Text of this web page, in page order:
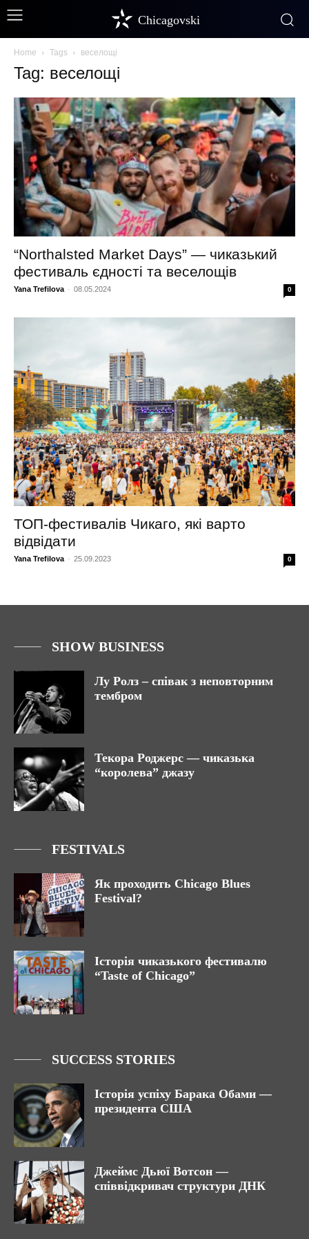
Chicagovski
Home Tags веселощі
Tag: веселощі
“Northalsted Market Days” — чиказький
фестиваль єдності та веселощів
Yana Trefilova - 08.05.2024 0
ТОП-фестивалів Чикаго, які варто
відвідати
Yana Trefilova - 25.09.2023 0
SHOW BUSINESS
Лу Ролз – співак з неповторним
тембром
Текора Роджерс — чиказька
“королева” джазу
FESTIVALS
Як проходить Chicago Blues
Festival?
Історія чиказького фестивалю
“Taste of Chicago”
SUCCESS STORIES
Історія успіху Барака Обами —
президента США
Джеймс Дьюї Вотсон —
співвідкривач структури ДНК